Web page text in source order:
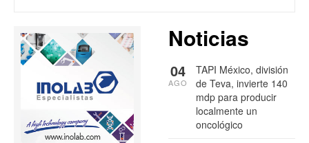
Noticias
TAPI México, división
de Teva, invierte 140
mdp para producir
localmente un
oncológico
04
AGO